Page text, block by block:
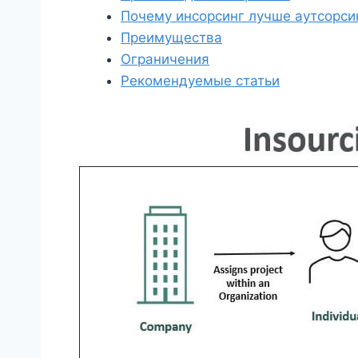
Почему инсорсинг лучше
Преимущества
Ограничения
Рекомендуемые статьи